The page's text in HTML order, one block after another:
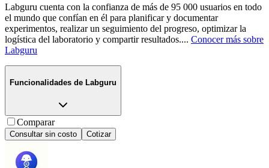
Labguru cuenta con la confianza de más de 95 000 usuarios en todo
el mundo que confían en él para planificar y documentar
experimentos, realizar un seguimiento del progreso, optimizar la
logística del laboratorio y compartir resultados.... Conocer más sobre
Labguru
Funcionalidades de Labguru
Comparar
Consultar sin costo Cotizar